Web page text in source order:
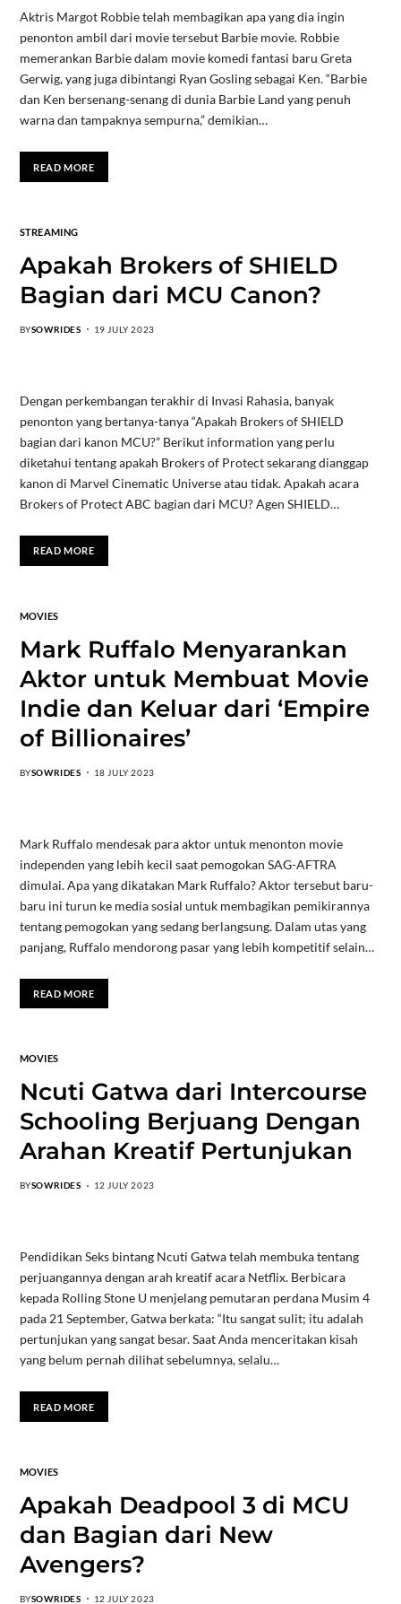
Aktris Margot Robbie telah membagikan apa yang dia ingin
penonton ambil dari movie tersebut Barbie movie. Robbie
memerankan Barbie dalam movie komedi fantasi baru Greta
Gerwig, yang juga dibintangi Ryan Gosling sebagai Ken. “Barbie
dan Ken bersenang-senang di dunia Barbie Land yang penuh
warna dan tampaknya sempurna,” demikian…
READ MORE
STREAMING
Apakah Brokers of SHIELD
Bagian dari MCU Canon?
BYSOWRIDES 19 JULY 2023
Dengan perkembangan terakhir di Invasi Rahasia, banyak
penonton yang bertanya-tanya “Apakah Brokers of SHIELD
bagian dari kanon MCU?” Berikut information yang perlu
diketahui tentang apakah Brokers of Protect sekarang dianggap
kanon di Marvel Cinematic Universe atau tidak. Apakah acara
Brokers of Protect ABC bagian dari MCU? Agen SHIELD…
READ MORE
MOVIES
Mark Ruffalo Menyarankan
Aktor untuk Membuat Movie
Indie dan Keluar dari ‘Empire
of Billionaires’
BYSOWRIDES 18 JULY 2023
Mark Ruffalo mendesak para aktor untuk menonton movie
independen yang lebih kecil saat pemogokan SAG-AFTRA
dimulai. Apa yang dikatakan Mark Ruffalo? Aktor tersebut baru-
baru ini turun ke media sosial untuk membagikan pemikirannya
tentang pemogokan yang sedang berlangsung. Dalam utas yang
panjang, Ruffalo mendorong pasar yang lebih kompetitif selain…
READ MORE
MOVIES
Ncuti Gatwa dari Intercourse
Schooling Berjuang Dengan
Arahan Kreatif Pertunjukan
BYSOWRIDES 12 JULY 2023
Pendidikan Seks bintang Ncuti Gatwa telah membuka tentang
perjuangannya dengan arah kreatif acara Netflix. Berbicara
kepada Rolling Stone U menjelang pemutaran perdana Musim 4
pada 21 September, Gatwa berkata: “Itu sangat sulit; itu adalah
pertunjukan yang sangat besar. Saat Anda menceritakan kisah
yang belum pernah dilihat sebelumnya, selalu…
READ MORE
MOVIES
Apakah Deadpool 3 di MCU
dan Bagian dari New
Avengers?
BYSOWRIDES 12 JULY 2023